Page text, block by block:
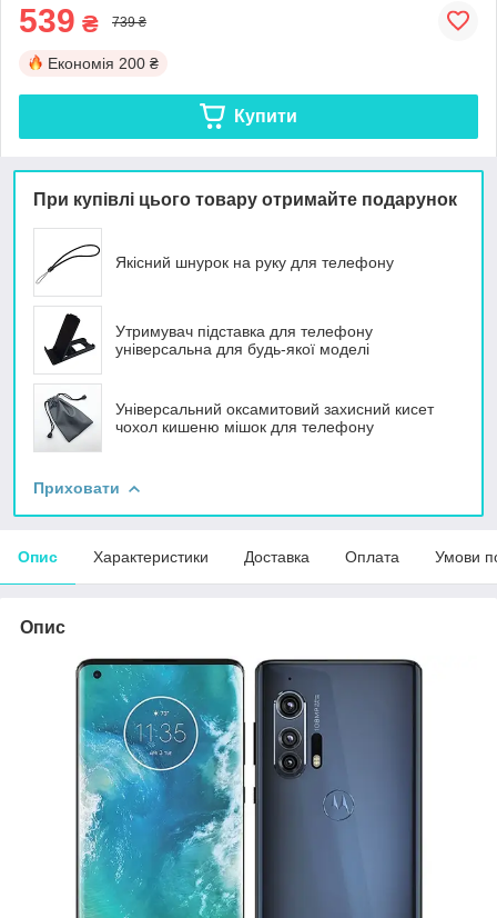
539 ₴ 739 ₴
Економія 200 ₴
Купити
При купівлі цього товару отримайте подарунок
Якісний шнурок на руку для телефону
Утримувач підставка для телефону
універсальна для будь-якої моделі
Універсальний оксамитовий захисний кисет
чохол кишеню мішок для телефону
Приховати
Опис Характеристики Доставка Оплата Умови
Опис